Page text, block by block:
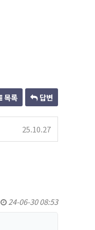
목록 답변
25.10.27
24-06-30 08:53